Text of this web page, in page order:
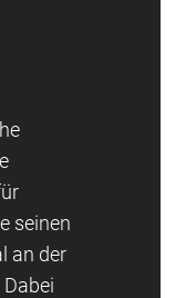
seinen
an der